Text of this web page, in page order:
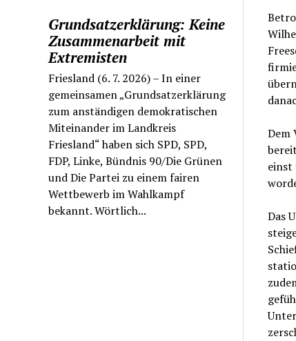
Grundsatzerklärung: Keine
Zusammenarbeit mit
Extremisten
Friesland (6. 7. 2026) – In einer
gemeinsamen „Grundsatzerklärung
zum anständigen demokratischen
Miteinander im Landkreis
Friesland“ haben sich SPD, SPD,
FDP, Linke, Bündnis 90/Die Grünen
und Die Partei zu einem fairen
Wettbewerb im Wahlkampf
bekannt. Wörtlich...
Dem
einst
Das